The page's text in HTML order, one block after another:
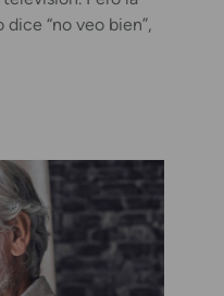
“no veo bien”,